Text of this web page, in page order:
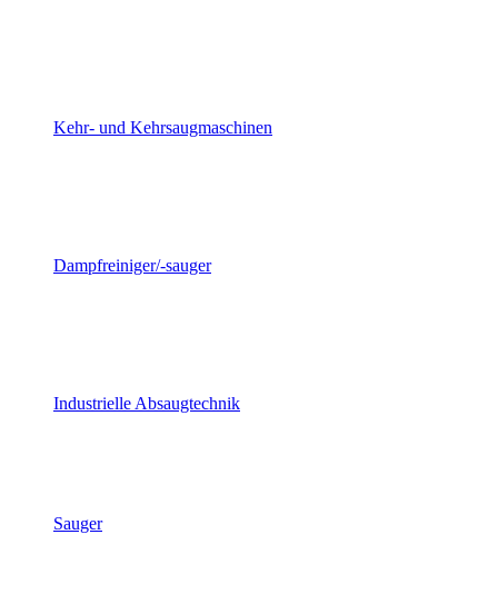
Kehr- und Kehrsaugmaschinen
Dampfreiniger/-sauger
Industrielle Absaugtechnik
Sauger